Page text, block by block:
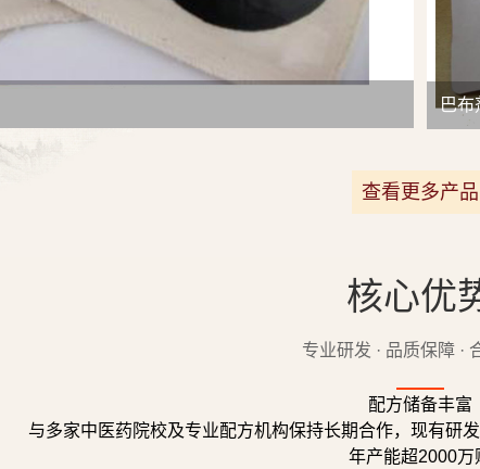
巴布
查看更多产品
核心优
专业研发 · 品质保障 ·
配方储备丰富
与多家中医药院校及专业配方机构保持长期合作，现有研
年产能超2000万